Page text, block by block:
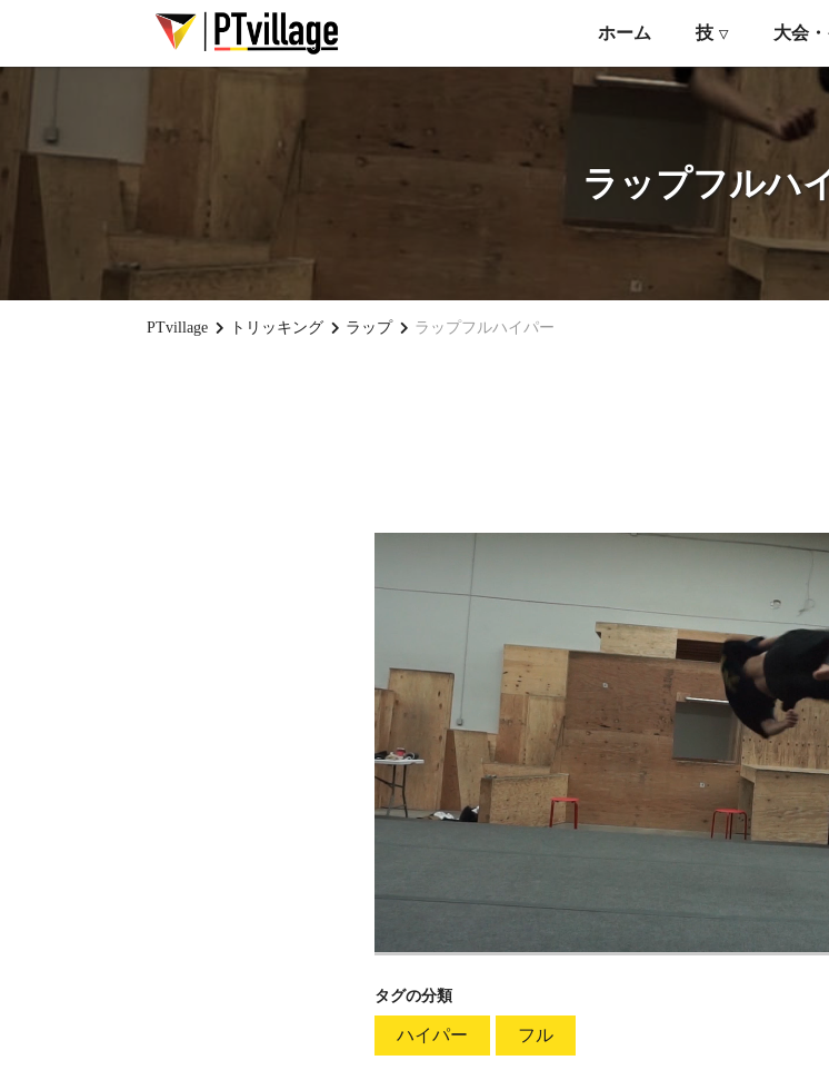
ホーム 技 ▽ 大会
ラップフルハ
PTvillage トリッキング ラップ ラップフルハイパー
タグの分類
ハイパー フル